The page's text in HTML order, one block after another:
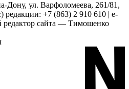
Дону, ул. Варфоломеева, 261/81,
редакции: +7 (863) 2 910 610 | e-
редактор сайта — Тимошенко